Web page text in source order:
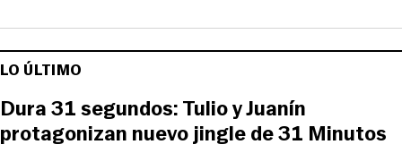
LO ÚLTIMO
Dura 31 segundos: Tulio y Juanín
protagonizan nuevo jingle de 31 Minutos